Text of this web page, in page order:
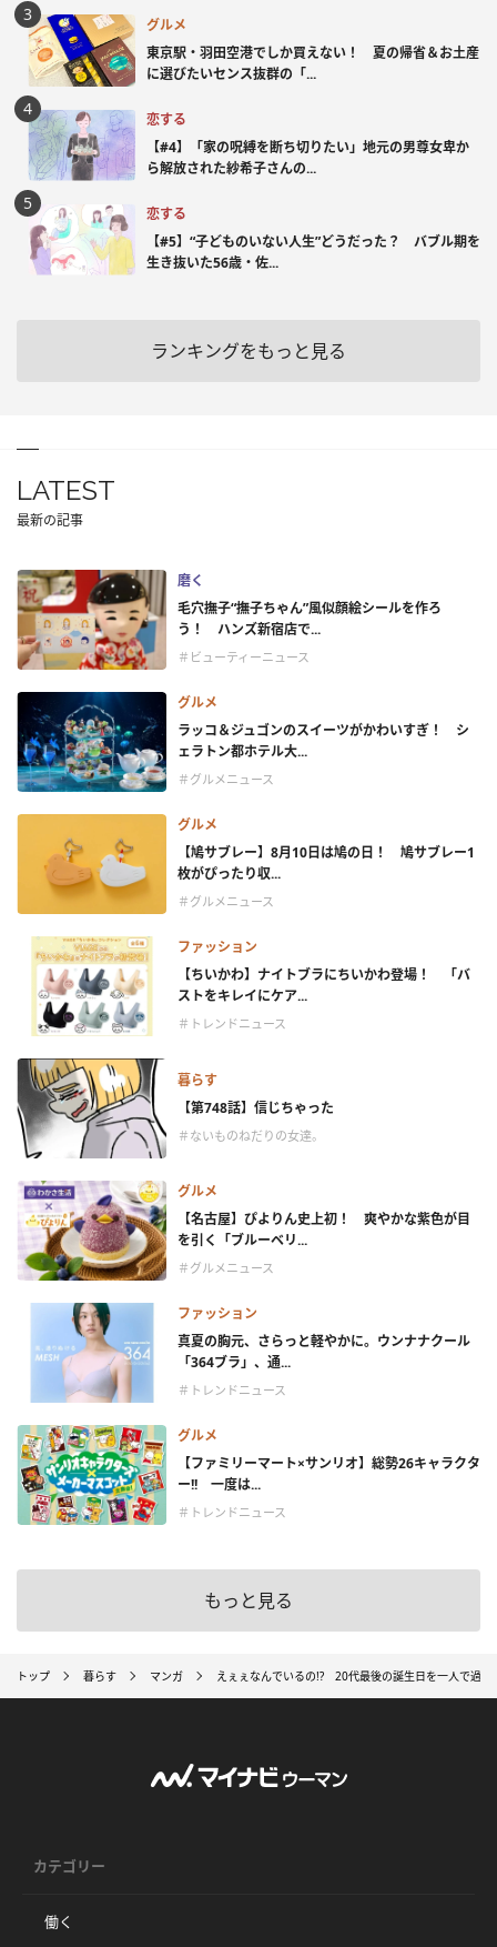
グルメ
東京駅・羽田空港でしか買えない！ 夏の帰省＆お土産
に選びたいセンス抜群の「...
恋する
【#4】「家の呪縛を断ち切りたい」地元の男尊女卑か
ら解放された紗希子さんの...
恋する
【#5】“子どものいない人生”どうだった？ バブル期を
生き抜いた56歳・佐...
ランキングをもっと見る
LATEST
最新の記事
磨く
毛穴撫子“撫子ちゃん”風似顔絵シールを作ろ
う！ ハンズ新宿店で...
＃ビューティーニュース
グルメ
ラッコ＆ジュゴンのスイーツがかわいすぎ！ シ
ェラトン都ホテル大...
＃グルメニュース
グルメ
【鳩サブレー】8月10日は鳩の日！ 鳩サブレー1
枚がぴったり収...
＃グルメニュース
ファッション
【ちいかわ】ナイトブラにちいかわ登場！ 「バ
ストをキレイにケア...
＃トレンドニュース
暮らす
【第748話】信じちゃった
＃ないものねだりの女達。
グルメ
【名古屋】ぴよりん史上初！ 爽やかな紫色が目
を引く「ブルーベリ...
＃グルメニュース
ファッション
真夏の胸元、さらっと軽やかに。ウンナナクール
「364ブラ」、通...
＃トレンドニュース
グルメ
【ファミリーマート×サンリオ】総勢26キャラクタ
ー!! 一度は...
＃トレンドニュース
もっと見る
トップ 暮らす マンガ えぇぇなんでいるの!? 20代最後の誕生日を一人で過
カテゴリー
働く